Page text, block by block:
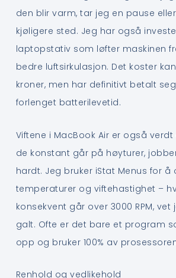
den blir varm, tar jeg en pause
kjøligere sted. Jeg har også
laptopstativ som løfter maskinen
bedre luftsirkulasjon. Det koster
kroner, men har definitivt betalt
forlenget batterilevetid.
Viftene i MacBook Air er også verdt
de konstant går på høyturer,
hardt. Jeg bruker iStat Menus for å
temperaturer og viftehastighet –
konsekvent går over 3000 RPM,
galt. Ofte er det bare et program
opp og bruker 100% av
Renhold og vedlikehold